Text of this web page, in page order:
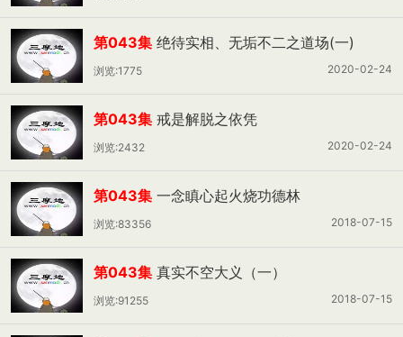
第043集 绝待实相、无垢不二之道场(一)
2020-02-24
浏览:1775
第043集 戒是解脱之依凭
2020-02-24
浏览:2432
第043集 一念瞋心起火烧功德林
2018-07-15
浏览:83356
第043集 真实不空大义（一）
2018-07-15
浏览:91255